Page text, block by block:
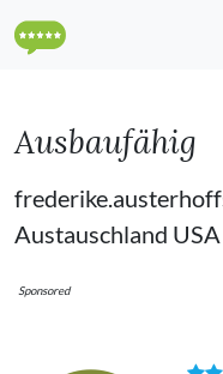
Ausbaufähig
Austauschland USA
Sponsored